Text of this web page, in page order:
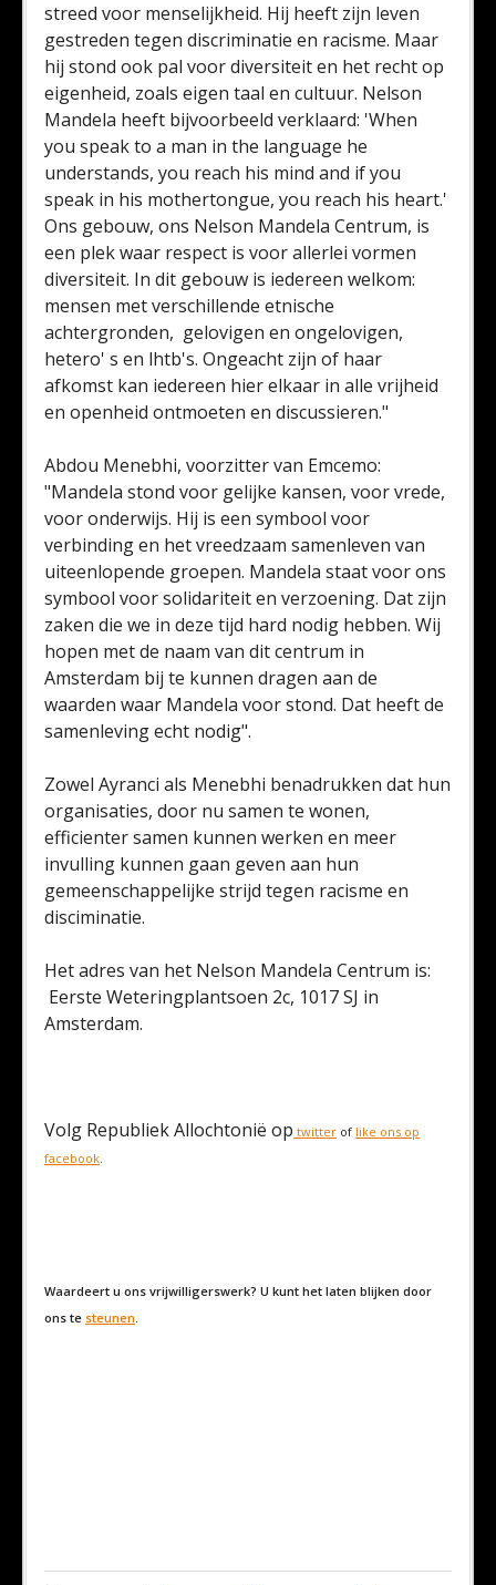
streed voor menselijkheid. Hij heeft zijn leven
gestreden tegen discriminatie en racisme. Maar
hij stond ook pal voor diversiteit en het recht op
eigenheid, zoals eigen taal en cultuur. Nelson
Mandela heeft bijvoorbeeld verklaard: 'When
you speak to a man in the language he
understands, you reach his mind and if you
speak in his mothertongue, you reach his heart.'
Ons gebouw, ons Nelson Mandela Centrum, is
een plek waar respect is voor allerlei vormen
diversiteit. In dit gebouw is iedereen welkom:
mensen met verschillende etnische
achtergronden, gelovigen en ongelovigen,
hetero' s en lhtb's. Ongeacht zijn of haar
afkomst kan iedereen hier elkaar in alle vrijheid
en openheid ontmoeten en discussieren."
Abdou Menebhi, voorzitter van Emcemo:
"Mandela stond voor gelijke kansen, voor vrede,
voor onderwijs. Hij is een symbool voor
verbinding en het vreedzaam samenleven van
uiteenlopende groepen. Mandela staat voor ons
symbool voor solidariteit en verzoening. Dat zijn
zaken die we in deze tijd hard nodig hebben. Wij
hopen met de naam van dit centrum in
Amsterdam bij te kunnen dragen aan de
waarden waar Mandela voor stond. Dat heeft de
samenleving echt nodig".
Zowel Ayranci als Menebhi benadrukken dat hun
organisaties, door nu samen te wonen,
efficienter samen kunnen werken en meer
invulling kunnen gaan geven aan hun
gemeenschappelijke strijd tegen racisme en
disciminatie.
Het adres van het Nelson Mandela Centrum is:
Eerste Weteringplantsoen 2c, 1017 SJ in
Amsterdam.
Volg Republiek Allochtonië op twitter of like ons op
facebook.
Waardeert u ons vrijwilligerswerk? U kunt het laten blijken door
ons te steunen.